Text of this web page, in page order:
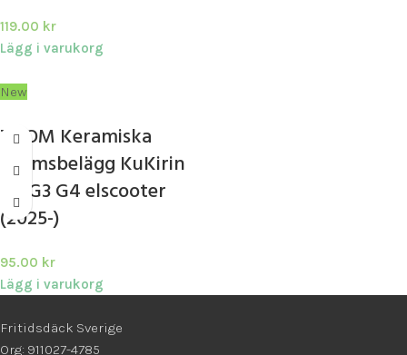
119.00 kr
Lägg i varukorg
New
ZOOM Keramiska
bromsbelägg KuKirin
G2 G3 G4 elscooter
(2025-)
95.00 kr
Lägg i varukorg
Fritidsdäck Sverige
Org: 911027-4785